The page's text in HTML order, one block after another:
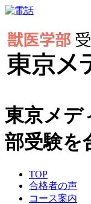
東京メデ
部受験を
TOP
合格者の声
コース案内